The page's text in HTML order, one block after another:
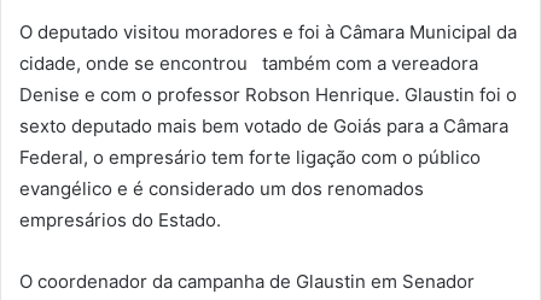
O deputado visitou moradores e foi à Câmara Municipal da
cidade, onde se encontrou também com a vereadora
Denise e com o professor Robson Henrique. Glaustin foi o
sexto deputado mais bem votado de Goiás para a Câmara
Federal, o empresário tem forte ligação com o público
evangélico e é considerado um dos renomados
empresários do Estado.
O coordenador da campanha de Glaustin em Senador